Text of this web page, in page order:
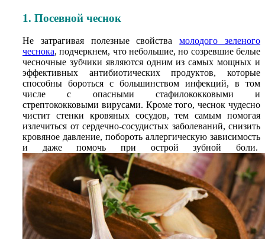
1. Посевной чеснок
Не затрагивая полезные свойствамолодого зеленого
чеснока, подчеркнем, что небольшие, но созревшие белые
чесночные зубчики являются одним из самых мощных и
эффективных антибиотических продуктов, которые
способны бороться с большинством инфекций, в том
числе с опасными стафилококковыми и
стрептококковыми вирусами. Кроме того, чеснок чудесно
чистит стенки кровяных сосудов, тем самым помогая
излечиться от сердечно-сосудистых заболеваний, снизить
кровяное давление, побороть аллергическую зависимость
и даже помочь при острой зубной боли.